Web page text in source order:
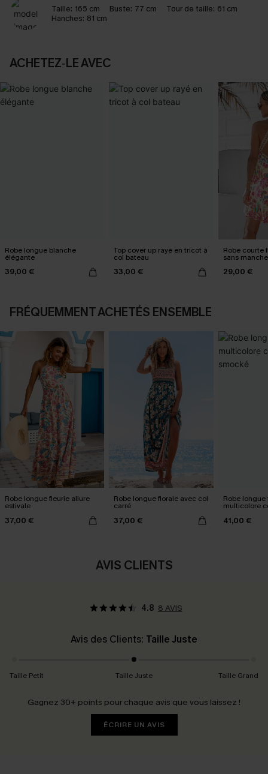
Taille: 165 cm Buste: 77 cm Tour de taille: 61 cm
Hanches: 81 cm
ACHETEZ‑LE AVEC
Robe longue blanche
élégante
39,00 €
Top cover up rayé en tricot à
col bateau
33,00 €
Robe courte
sans
29,00 €
FRÉQUEMMENT ACHETÉS ENSEMBLE
Robe longue fleurie allure
estivale
37,00 €
Robe longue florale avec col
carré
37,00 €
Robe longue
multicolore
41,00 €
AVIS CLIENTS
4.8 8 AVIS
Avis des Clients: Taille Juste
Taille Petit Taille Juste Taille Grand
Gagnez 30+ points pour chaque avis que vous laissez !
ÉCRIRE UN AVIS